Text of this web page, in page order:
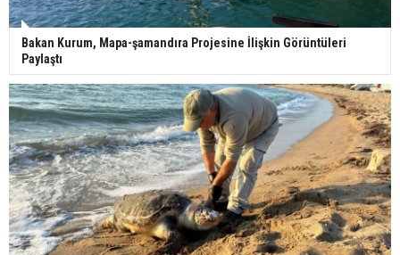
Bakan Kurum, Mapa-şamandıra Projesine İlişkin Görüntüleri
Paylaştı